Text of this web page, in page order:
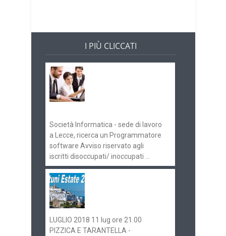
I PIÙ CLICCATI
Società Informatica - sede di lavoro
a Lecce, ricerca un Programmatore
software Avviso riservato agli
iscritti disoccupati/ inoccupati ...
LUGLIO 2018 11 lug ore 21.00
PIZZICA E TARANTELLA -